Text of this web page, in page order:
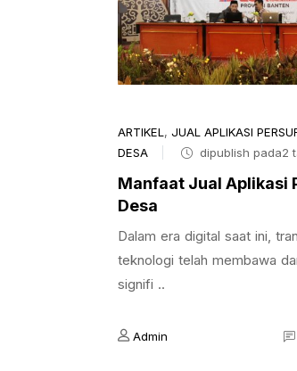
ARTIKEL , JUAL APLIKASI
DESA
dipublish pada2
Manfaat Jual Aplikasi
Desa
Dalam era digital saat ini,
teknologi telah membawa
signifi ..
Admin